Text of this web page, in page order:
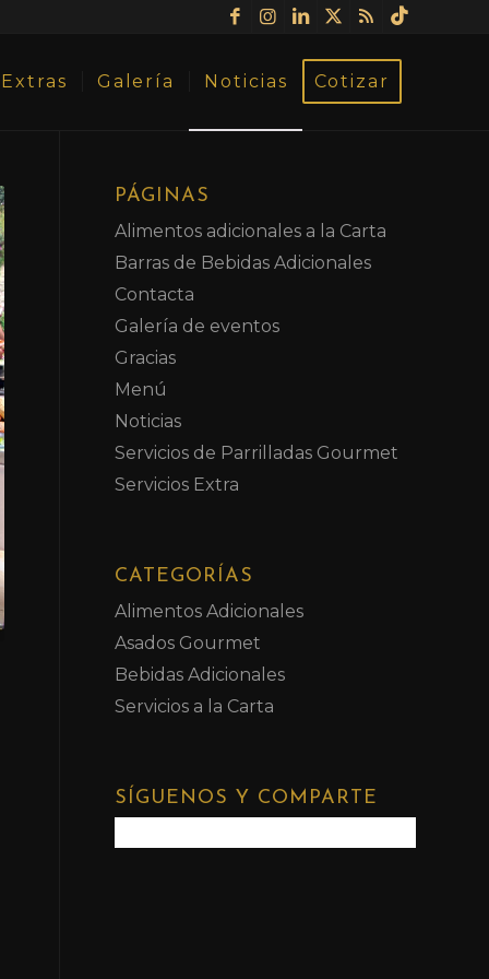
Extras Galería Noticias Cotizar
PÁGINAS
Alimentos adicionales a la Carta
Barras de Bebidas Adicionales
Contacta
Galería de eventos
Gracias
Menú
Noticias
Servicios de Parrilladas Gourmet
Servicios Extra
CATEGORÍAS
Alimentos Adicionales
Asados Gourmet
Bebidas Adicionales
Servicios a la Carta
SÍGUENOS Y COMPARTE